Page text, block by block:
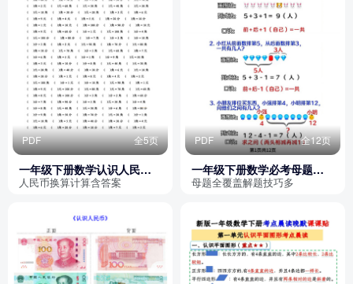
PDF 全5页
一年级下册数学认识人民币
单位换算、加减计算练习题
（含答案）
人民币换算计算含答案
PDF 全12页
一年级下册数学必考母题大
全（考试神器含答案）
母题全覆盖解题技巧多